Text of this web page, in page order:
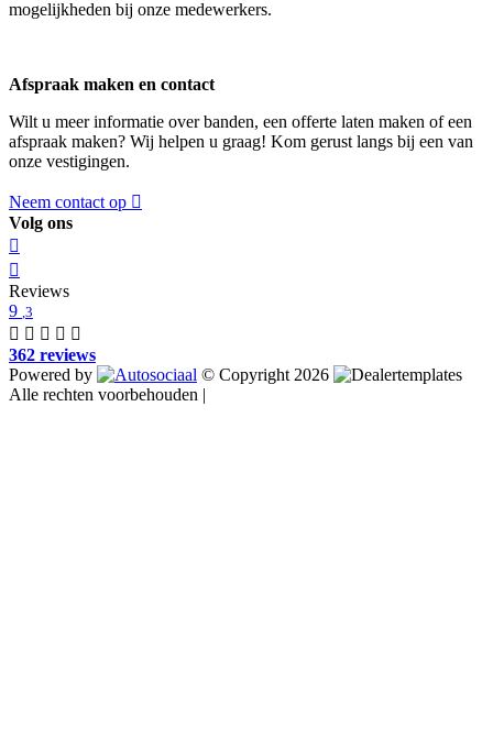
mogelijkheden bij onze medewerkers.
Afspraak maken en contact
Wilt u meer informatie over banden, een offerte laten maken of een
afspraak maken? Wij helpen u graag! Kom gerust langs bij een van
onze vestigingen.
Neem contact op
Volg ons
Reviews
9 ,3
362 reviews
Powered by
© Copyright 2026
Alle rechten voorbehouden |